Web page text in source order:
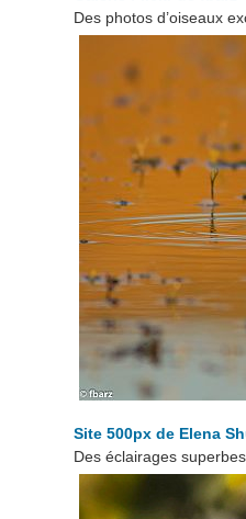
Des photos d’oiseaux
Site 500px de Elena
Des éclairages